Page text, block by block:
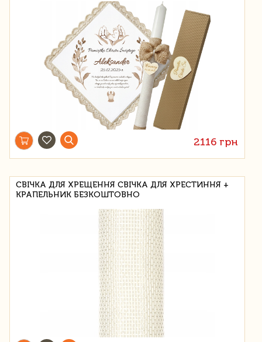
2116 грн
СВІЧКА ДЛЯ ХРЕЩЕННЯ СВІЧКА ДЛЯ ХРЕСТИННЯ +
КРАПЕЛЬНИК БЕЗКОШТОВНО